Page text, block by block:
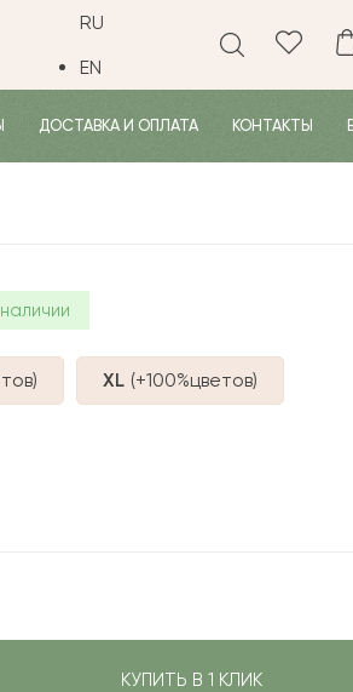
RU
EN
ДОСТАВКА И ОПЛАТА КОНТАКТЫ
) XL (+100%цветов)
КУПИТЬ В 1 КЛИК